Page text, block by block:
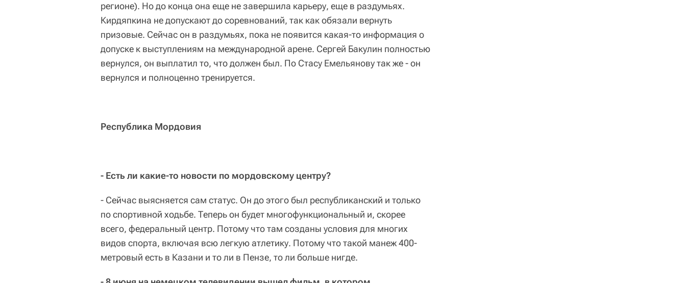
регионе). Но до конца она еще не завершила карьеру, еще в раздумьях.
Кирдяпкина не допускают до соревнований, так как обязали вернуть
призовые. Сейчас он в раздумьях, пока не появится какая-то информация о
допуске к выступлениям на международной арене. Сергей Бакулин полностью
вернулся, он выплатил то, что должен был. По Стасу Емельянову так же - он
вернулся и полноценно тренируется.
Республика Мордовия
- Есть ли какие-то новости по мордовскому центру?
- Сейчас выясняется сам статус. Он до этого был республиканский и только
по спортивной ходьбе. Теперь он будет многофункциональный и, скорее
всего, федеральный центр. Потому что там созданы условия для многих
видов спорта, включая всю легкую атлетику. Потому что такой манеж 400-
метровый есть в Казани и то ли в Пензе, то ли больше нигде.